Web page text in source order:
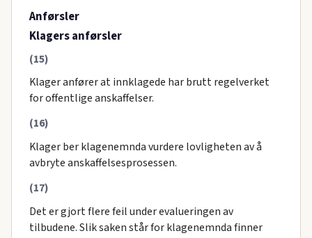
Anførsler
Klagers anførsler
(15)
Klager anfører at innklagede har brutt regelverket
for offentlige anskaffelser.
(16)
Klager ber klagenemnda vurdere lovligheten av å
avbryte anskaffelsesprosessen.
(17)
Det er gjort flere feil under evalueringen av
tilbudene. Slik saken står for klagenemnda finner